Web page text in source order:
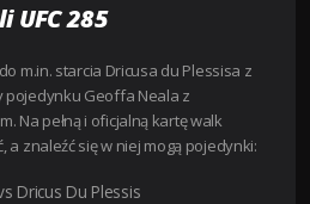
UFC 285
m.in. starcia Dricusa du Plessisa z
pojedynku Geoffa Neala z
Na pełną i oficjalną kartę walk
a znaleźć się w niej mogą pojedynki:
Dricus Du Plessis